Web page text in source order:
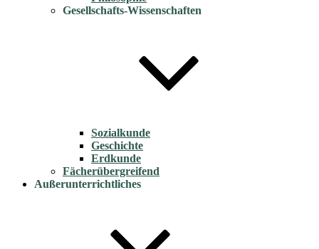
Gesellschafts-Wissenschaften
Sozialkunde
Geschichte
Erdkunde
Fächerübergreifend
Außerunterrichtliches